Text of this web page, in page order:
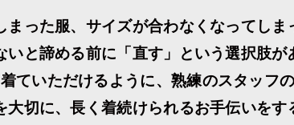
まった服、サイズが合わなくなってしま
いと諦める前に「直す」という選択肢が
ていただけるように、熟練のスタッフ
大切に、長く着続けられるお手伝いをす